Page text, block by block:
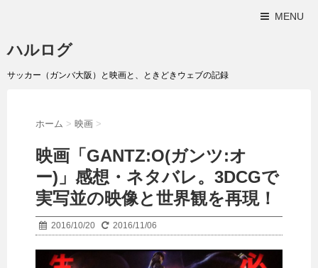
MENU
ハルログ
サッカー（ガンバ大阪）と映画と、ときどきウェブの記録
ホーム > 映画 >
映画「GANTZ:O(ガンツ:オ
ー)」感想・ネタバレ。3DCGで
実写並の映像と世界観を再現！
2016/10/20 2016/11/06